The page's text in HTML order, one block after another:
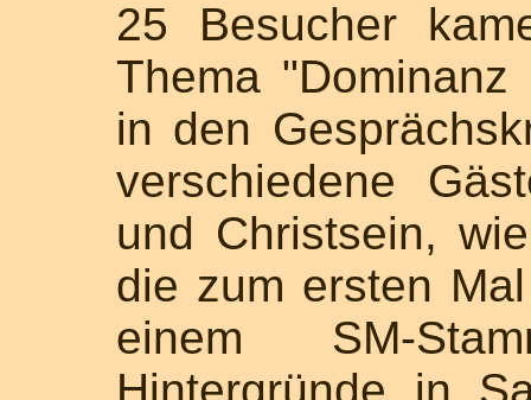
25 Besucher
Thema "Dominanz
in den
verschiedene
und Christsein,
die zum ersten
einem SM-